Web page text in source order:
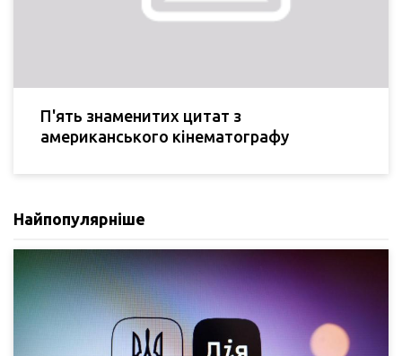
П'ять знаменитих цитат з
американського кінематографу
Найпопулярніше